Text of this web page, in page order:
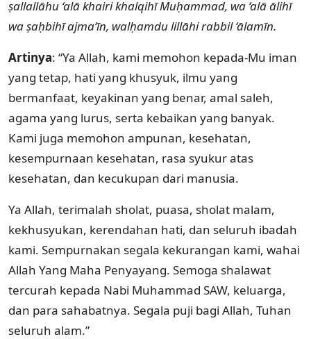
ṣallallāhu ‘alā khairi khalqihī Muḥammad, wa ‘alā ālihī
wa ṣaḥbihī ajma‘īn, walḥamdu lillāhi rabbil ‘ālamīn.
Artinya: “Ya Allah, kami memohon kepada-Mu iman
yang tetap, hati yang khusyuk, ilmu yang
bermanfaat, keyakinan yang benar, amal saleh,
agama yang lurus, serta kebaikan yang banyak.
Kami juga memohon ampunan, kesehatan,
kesempurnaan kesehatan, rasa syukur atas
kesehatan, dan kecukupan dari manusia.
Ya Allah, terimalah sholat, puasa, sholat malam,
kekhusyukan, kerendahan hati, dan seluruh ibadah
kami. Sempurnakan segala kekurangan kami, wahai
Allah Yang Maha Penyayang. Semoga shalawat
tercurah kepada Nabi Muhammad SAW, keluarga,
dan para sahabatnya. Segala puji bagi Allah, Tuhan
seluruh alam.”